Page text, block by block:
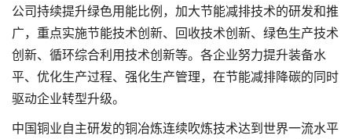
公司持续提升绿色用能比例，加大节能减排技术的研发和推
广，重点实施节能技术创新、回收技术创新、绿色生产技术
创新、循环综合利用技术创新等。各企业努力提升装备水
平、优化生产过程、强化生产管理，在节能减排降碳的同时
驱动企业转型升级。
中国铜业自主研发的铜冶炼连续吹炼技术达到世界一流水平